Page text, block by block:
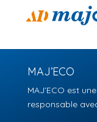
MAJ’ECO
MAJ’ECO est
responsable